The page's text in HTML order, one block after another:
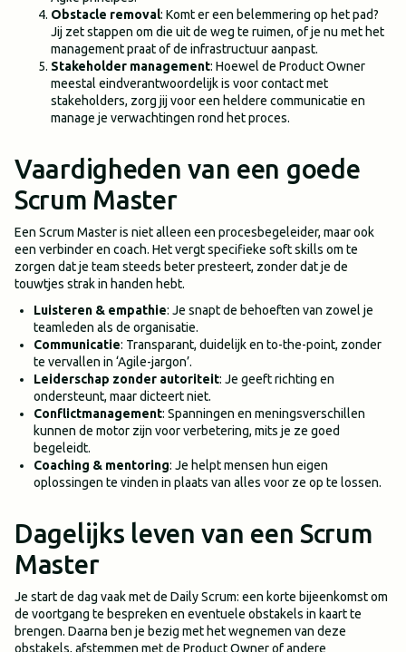
Obstacle removal: Komt er een belemmering op het pad?
Jij zet stappen om die uit de weg te ruimen, of je nu met het
management praat of de infrastructuur aanpast.
Stakeholder management: Hoewel de Product Owner
meestal eindverantwoordelijk is voor contact met
stakeholders, zorg jij voor een heldere communicatie en
manage je verwachtingen rond het proces.
Vaardigheden van een goede
Scrum Master
Een Scrum Master is niet alleen een procesbegeleider, maar ook
een verbinder en coach. Het vergt specifieke soft skills om te
zorgen dat je team steeds beter presteert, zonder dat je de
touwtjes strak in handen hebt.
Luisteren & empathie: Je snapt de behoeften van zowel je
teamleden als de organisatie.
Communicatie: Transparant, duidelijk en to-the-point, zonder
te vervallen in ‘Agile-jargon’.
Leiderschap zonder autoriteit: Je geeft richting en
ondersteunt, maar dicteert niet.
Conflictmanagement: Spanningen en meningsverschillen
kunnen de motor zijn voor verbetering, mits je ze goed
begeleidt.
Coaching & mentoring: Je helpt mensen hun eigen
oplossingen te vinden in plaats van alles voor ze op te lossen.
Dagelijks leven van een Scrum
Master
Je start de dag vaak met de Daily Scrum: een korte bijeenkomst om
de voortgang te bespreken en eventuele obstakels in kaart te
brengen. Daarna ben je bezig met het wegnemen van deze
obstakels, afstemmen met de Product Owner of andere